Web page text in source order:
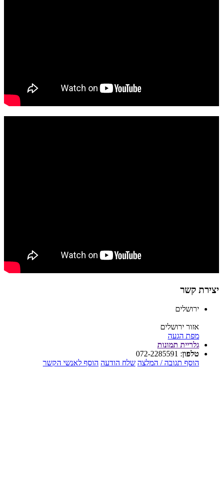
יצירת קשר
ירושלים
אזור ירושלים
מפת הגעה
גלריית תמונות
טלפון:
072-2285591
הוסף תגובה / המלצה שלח הודעה הוסף לאנשי הקשר